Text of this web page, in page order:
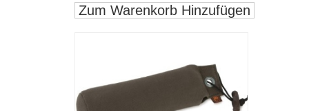
Zum Warenkorb Hinzufügen